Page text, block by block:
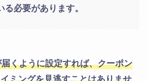
る必要があります。
くように設定すれば、クーポン
ミングを見逃すことはありませ